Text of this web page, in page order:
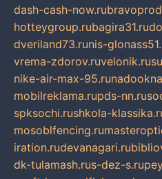
dash-cash-now.ru
hotteygroup.rubagira31.ru
dveriland73.runis-
vrema-zdorov.ruvelonik.ru
nike-air-max-95.ru
mobilreklama.rupds-nn.ru
spksochi.rushkola-
mosoblfencing.ru
iration.rudevanagari.ru
dk-tulamash.rus-dez-s.ru